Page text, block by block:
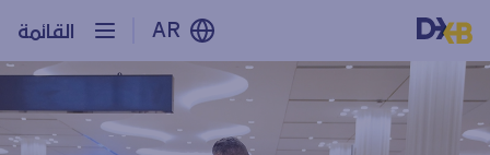
القائمة AR